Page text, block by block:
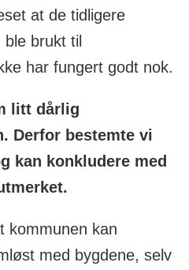
at de tidligere
brukt til
har fungert godt nok.
litt dårlig
Derfor bestemte vi
kan konkludere med
kommunen kan
med bygdene, selv